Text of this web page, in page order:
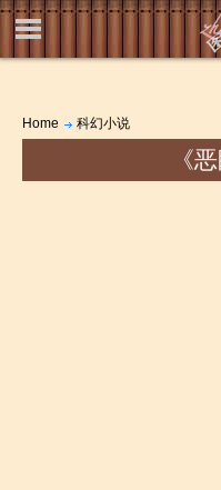
Home 科幻小说
《